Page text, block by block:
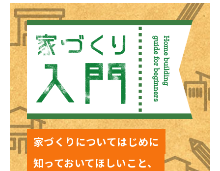
家づくりについてはじめに
知っておいてほしいこと、